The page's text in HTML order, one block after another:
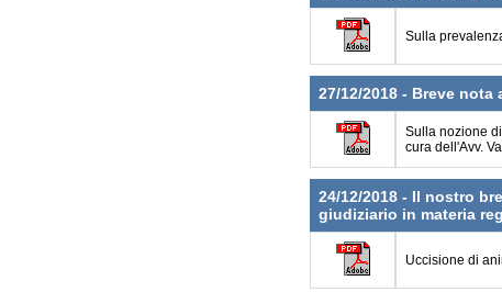
Sulla
27/12/2018 - Breve
Sulla nozione
cura dell'Avv.
24/12/2018 - Il nostro
giudiziario in materia
Uccisione di